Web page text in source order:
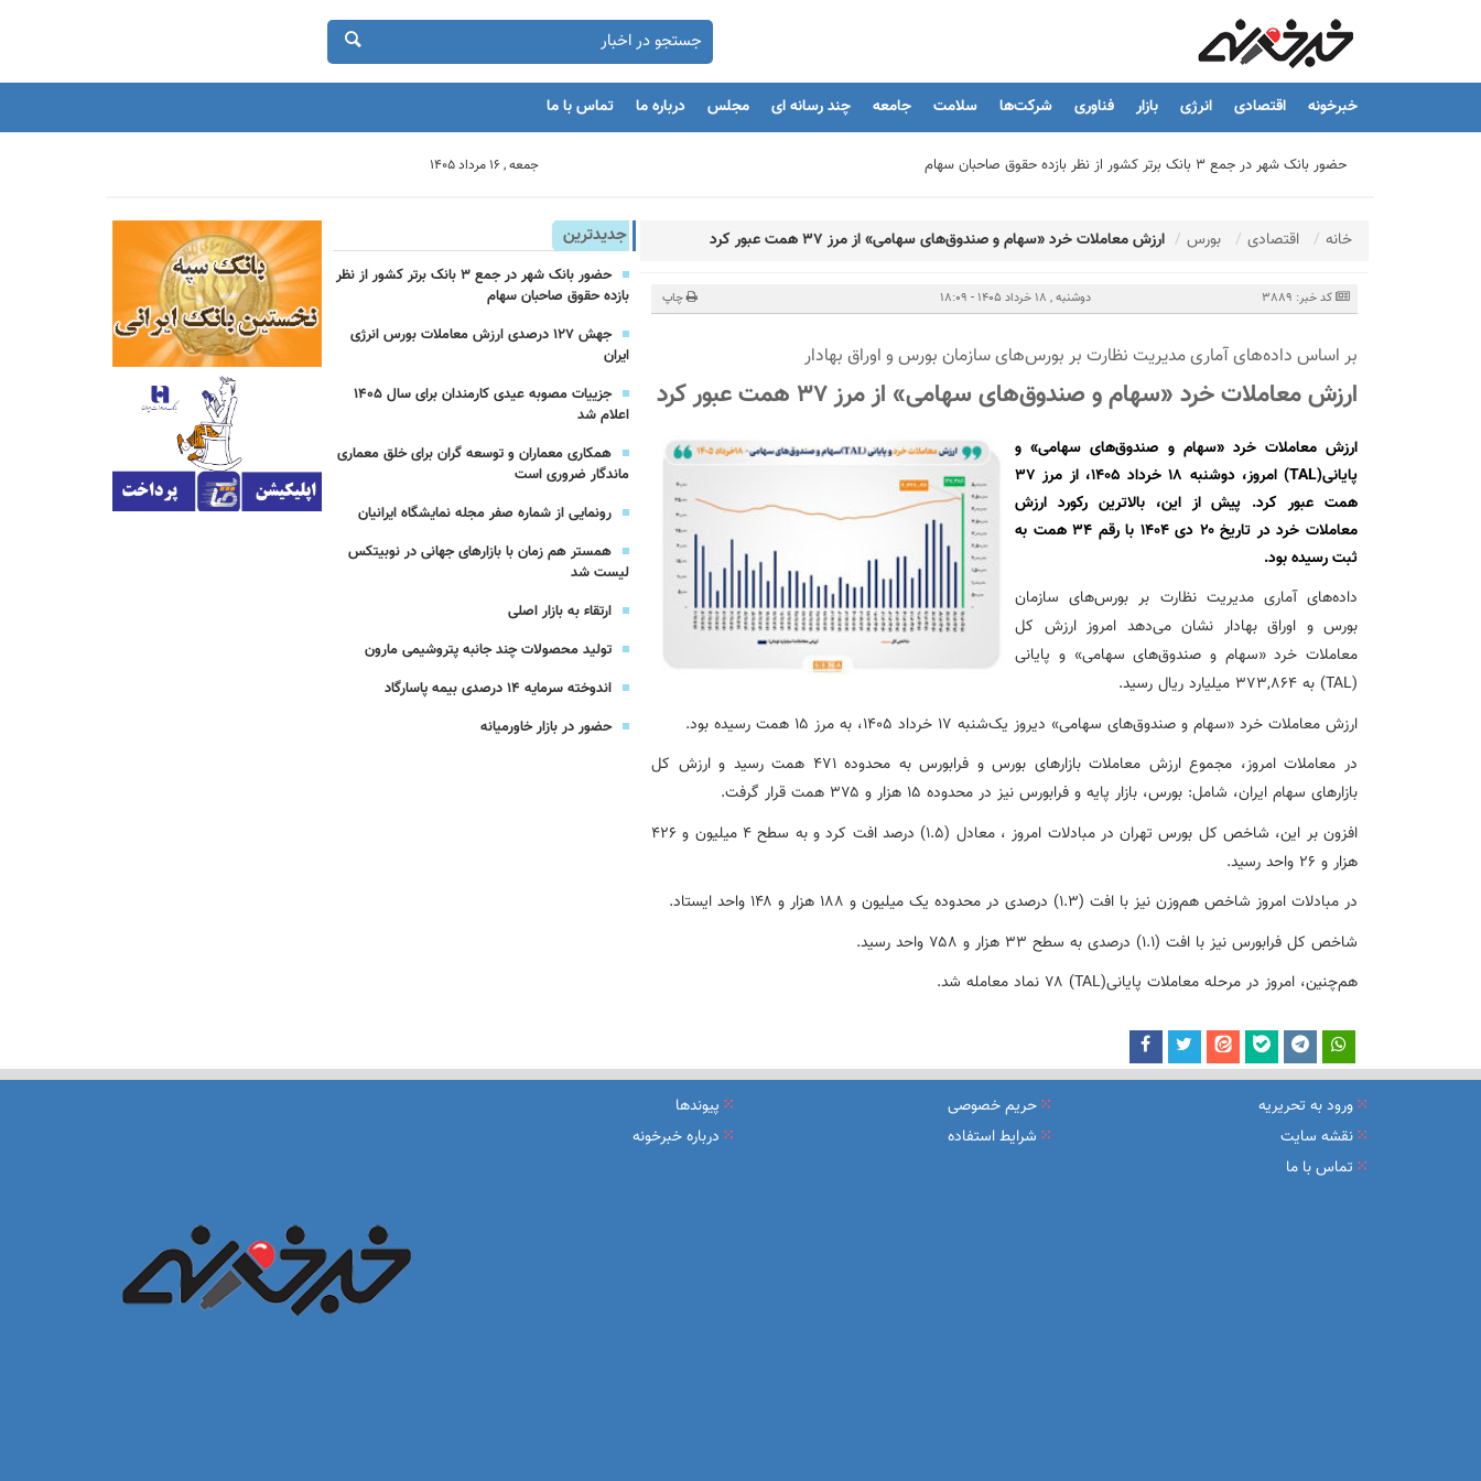
خبرخونه اقتصادی انرژی بازار فناوری شرکت‌ها سلامت جامعه چند رسانه ای مجلس درباره ما تماس با ما
حضور بانک شهر در جمع ۳ بانک برتر کشور از نظر بازده حقوق صاحبان سهام
تیما، محصول جدید بانك ملت؛ ابزاری برای كمك به مدیریت مالی بنگاه های اقتصادی
توسعه درمانگاه فوق تخصصی بیمارستان بهارلو با حمایت بانک سامان
هشدار نایب رئیس اتحادیه املاک: فروش متری مسکن می‌تواند سرمایه‌گذاران را با بحران مواجه کند
نشست تشریح برنامه های عملیاتی شعب در سال جاری با حضور مدیرعامل و مدیران ارشد بانک
عقد تفاهم نامه عرضه محصول «مستمری مادام العمر ارس» بین شرکت بیمه باران و گروه صنعتی انتخاب
وزیر اقتصاد در جمع خبرنگاران در اسلامشهر: در اجرای قانون تسهیل مجوزهای كسب‌و‌كار بی‌اغماض عمل می‌كنیم
آغاز فرایند اجرایی طرح مولدسازی بعد از نوروز
طرح آتیه ملی ؛ محصول جدید و منحصربفرد بانک ملی ایران
جمعه , 16 مرداد 1405
خانه اقتصادی بورس ارزش معاملات خرد «سهام و صندوق‌های سهامی» از مرز ۳۷ همت عبور کرد
کد خبر: 3889 دوشنبه , 18 خرداد 1405 - 18:09 چاپ
بر اساس داده‌های آماری مدیریت نظارت بر بورس‌های سازمان بورس و اوراق بهادار
ارزش معاملات خرد «سهام و صندوق‌های سهامی» از مرز ۳۷ همت عبور کرد
ارزش معاملات خرد «سهام و صندوق‌های سهامی» و
پایانی(TAL) امروز، دوشنبه ۱۸ خرداد ۱۴۰۵، از مرز ۳۷
همت عبور کرد. پیش از این، بالاترین رکورد ارزش
معاملات خرد در تاریخ ۲۰ دی ۱۴۰۴ با رقم ۳۴ همت به
ثبت رسیده بود.
داده‌های آماری مدیریت نظارت بر بورس‌های سازمان
بورس و اوراق بهادار نشان می‌دهد امروز ارزش کل
معاملات خرد «سهام و صندوق‌های سهامی» و پایانی
(TAL) به ۳۷۳,۸۶۴ میلیارد ریال رسید.
ارزش معاملات خرد «سهام و صندوق‌های سهامی» دیروز یک‌شنبه ۱۷ خرداد ۱۴۰۵، به مرز ۱۵ همت رسیده بود.
در معاملات امروز، مجموع ارزش معاملات بازارهای بورس و فرابورس به محدوده ۴۷۱ همت رسید و ارزش کل
بازارهای سهام ایران، شامل: بورس، بازار پایه و فرابورس نیز در محدوده ۱۵ هزار و ۳۷۵ همت قرار گرفت.
افزون بر این، شاخص کل بورس تهران در مبادلات امروز ، معادل (۱.۵) درصد افت کرد و به سطح ۴ میلیون و ۴۲۶
هزار و ۲۶ واحد رسید.
در مبادلات امروز شاخص هم‌وزن نیز با افت (۱.۳) درصدی در محدوده یک میلیون و ۱۸۸ هزار و ۱۴۸ واحد ایستاد.
شاخص کل فرابورس نیز با افت (۱.۱) درصدی به سطح ۳۳ هزار و ۷۵۸ واحد رسید.
هم‌چنین، امروز در مرحله معاملات پایانی(TAL) ۷۸ نماد معامله شد.
جدیدترین
حضور بانک شهر در جمع ۳ بانک برتر کشور از نظر
بازده حقوق صاحبان سهام
جهش ۱۲۷ درصدی ارزش معاملات بورس انرژی
ایران
جزییات مصوبه عیدی کارمندان برای سال 1405
اعلام شد
همکاری معماران و توسعه گران برای خلق معماری
ماندگار ضروری است
رونمایی از شماره صفر مجله نمایشگاه ایرانیان
همستر هم زمان با بازارهای جهانی در نوبیتکس
لیست شد
ارتقاء به بازار اصلی
تولید محصولات چند جانبه پتروشیمی مارون
اندوخته سرمایه 14 درصدی بیمه پاسارگاد
حضور در بازار خاورمیانه
ورود به تحریریه
نقشه سایت
تماس با ما
حریم خصوصی
شرایط استفاده
پیوندها
درباره خبرخونه